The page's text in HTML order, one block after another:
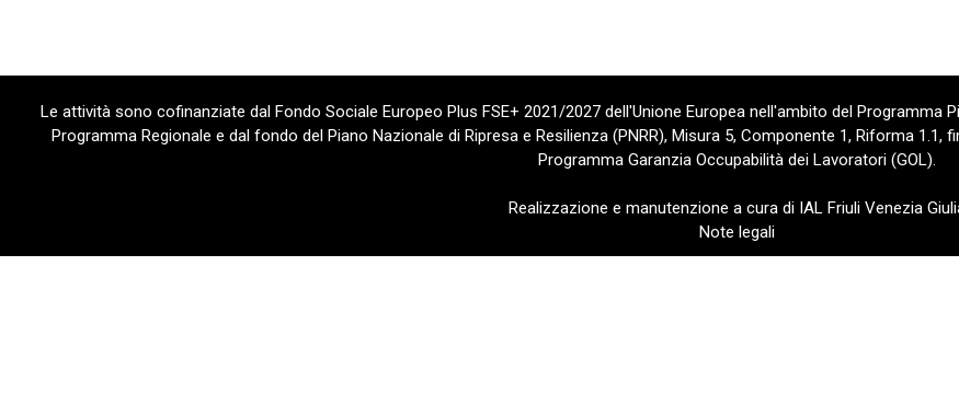
Le attività sono cofinanziate dal Fondo Sociale Europeo Plus FSE+ 2021/2027 dell'Unione Europea nell'ambito del Programma
Programma Regionale e dal fondo del Piano Nazionale di Ripresa e Resilienza (PNRR), Misura 5, Componente 1, Riforma 1.1,
Programma Garanzia Occupabilità dei Lavoratori (GOL).
Realizzazione e manutenzione a cura di IAL Friuli Venezia
Note legali